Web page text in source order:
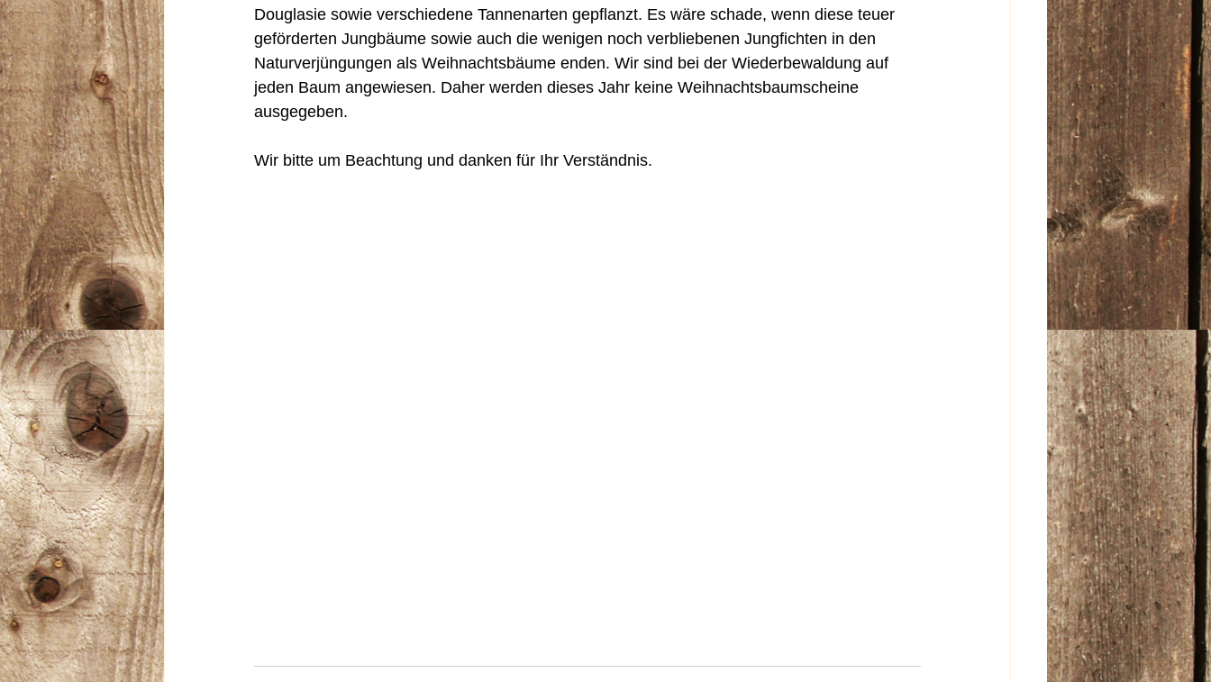
Douglasie sowie verschiedene Tannenarten gepflanzt. Es wäre schade, wenn diese teuer
geförderten Jungbäume sowie auch die wenigen noch verbliebenen Jungfichten in den
Naturverjüngungen als Weihnachtsbäume enden. Wir sind bei der Wiederbewaldung auf
jeden Baum angewiesen. Daher werden dieses Jahr keine Weihnachtsbaumscheine
ausgegeben.
Wir bitte um Beachtung und danken für Ihr Verständnis.